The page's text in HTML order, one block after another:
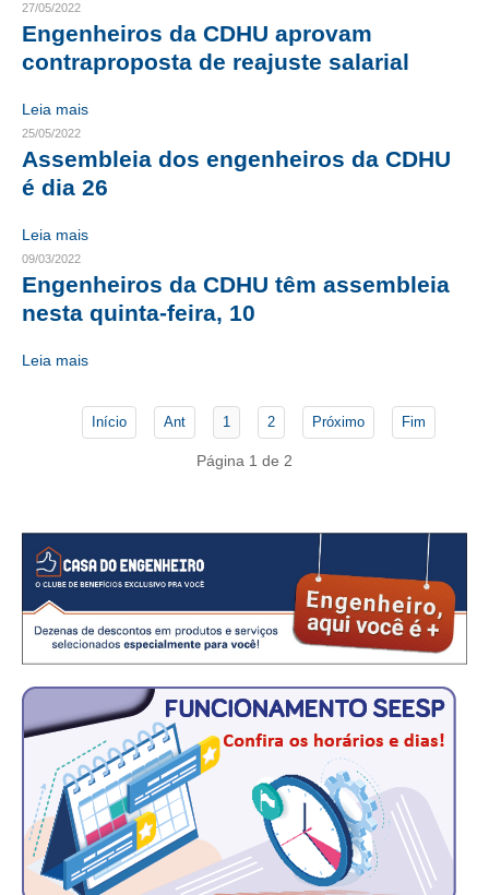
AUTÔNOMOS E SERVIÇOS
NEWSLETTER
GUIA DAS ENGENHARIAS
CURSOS
ENGENHEIRO EMPREENDEDOR
SEESP EDUCAÇÃO
PLATAFORMAS GRATUITAS
BENEFÍCIOS
APOSENTADORIA
SEESPPREV
CONSÓRCIOS
CAMPANHAS SALARIAIS
PALAVRA DO MURILO
NOTÍCIAS
CONTEÚDO ESPECIAL
JORNAL DO ENGENHEIRO
27/05/2022
Engenheiros da CDHU aprovam
contraproposta de reajuste salarial
Leia mais
25/05/2022
Assembleia dos engenheiros da CDHU
é dia 26
Leia mais
09/03/2022
Engenheiros da CDHU têm assembleia
nesta quinta-feira, 10
Leia mais
Início Ant 1 2 Próximo Fim
Página 1 de 2